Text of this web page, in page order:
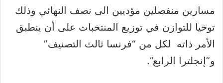
مسارين منفصلين مؤديين الى نصف النهائي وذلك
توخيا للتوازن في توزيع المنتخبات على أن ينطبق
الأمر ذاته لكل من “فرنسا ثالث التصنيف”
و”إنجلترا الرابع”.